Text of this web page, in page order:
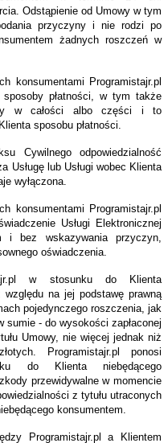
Odstąpienie od Umowy w tym
przyczyny i nie rodzi po
żadnych roszczeń w
konsumentami Programistajr.pl
płatności, w tym także
w całości albo części i to
sposobu płatności.
Cywilnego odpowiedzialność
Usługę lub Usługi wobec Klienta
wyłączona.
konsumentami Programistajr.pl
Usługi Elektronicznej
i bez wskazywania przyczyn,
oświadczenia.
w stosunku do Klienta
względu na jej podstawę prawną
pojedynczego roszczenia, jak
- do wysokości zapłaconej
Umowy, nie więcej jednak niż
Programistajr.pl ponosi
do Klienta niebędącego
przewidywalne w momencie
z tytułu utraconych
konsumentem.
Programistajr.pl a Klientem